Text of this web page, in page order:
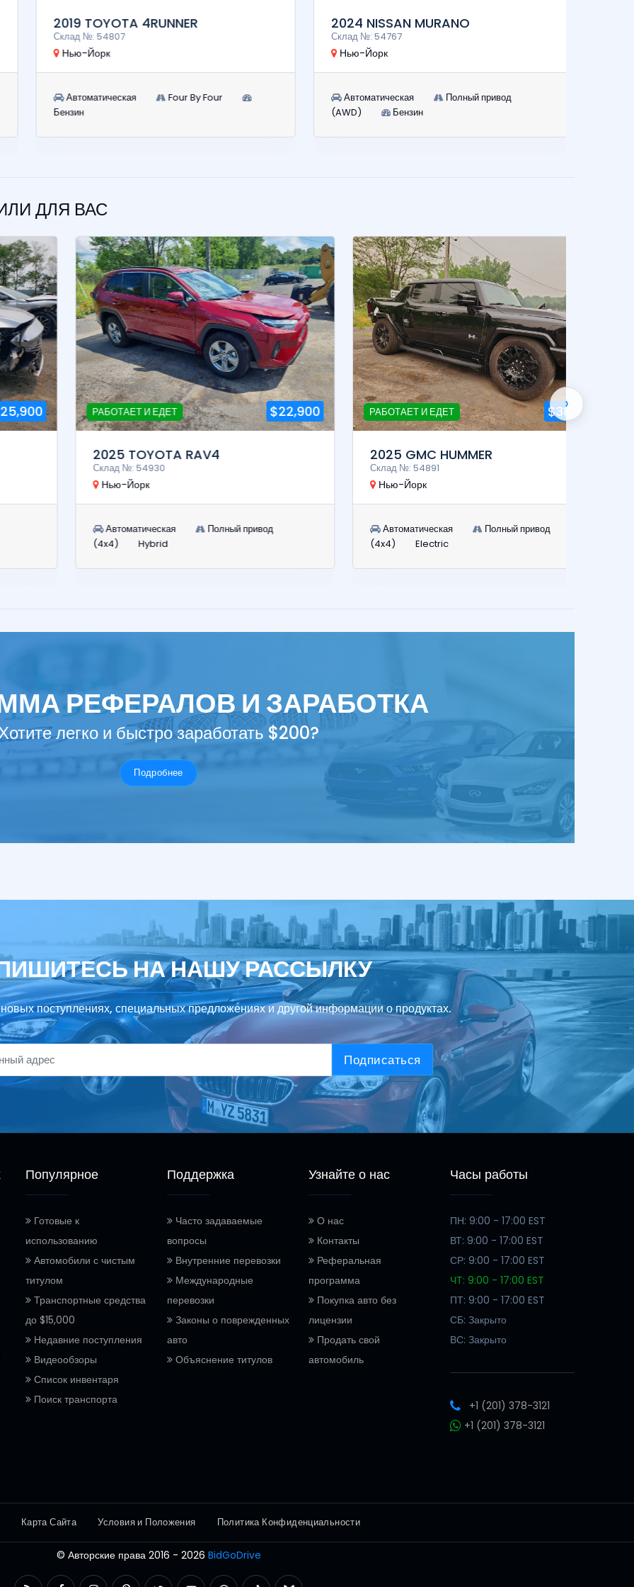
2019 TOYOTA 4RUNNER
Склад №: 54807
Нью-Йорк
Автоматическая
Four By Four
Бензин
2024 NISSAN MURANO
Склад №: 54767
Нью-Йорк
Автоматическая
Полный привод
(AWD)
Бензин
ДЛЯ ВАС
РАБОТАЕТ И ЕДЕТ $22,900
2025 TOYOTA RAV4
Склад №: 54930
Нью-Йорк
Автоматическая
Полный привод
Hybrid
РАБОТАЕТ И ЕДЕТ $38,900
2025 GMC HUMMER
Склад №: 54891
Нью-Йорк
Автоматическая
Полный привод
Electric
›
РЕФЕРАЛОВ И ЗАРАБОТКА
легко и быстро заработать $200?
Подробнее
НА НАШУ РАССЫЛКУ
поступлениях, специальных предложениях и другой информации о продуктах.
Подписаться
Популярное
Готовые к
использованию
Автомобили с чистым
титулом
Транспортные средства
до $15,000
Недавние поступления
Видеообзоры
Список инвентаря
Поиск транспорта
Поддержка
Часто задаваемые
вопросы
Внутренние перевозки
Международные
перевозки
Законы о поврежденных
авто
Объяснение титулов
Узнайте о нас
О нас
Контакты
Реферальная
программа
Покупка авто без
лицензии
Продать свой
автомобиль
Часы работы
ПН: 9:00 - 17:00 EST
ВТ: 9:00 - 17:00 EST
СР: 9:00 - 17:00 EST
ЧТ: 9:00 - 17:00 EST
ПТ: 9:00 - 17:00 EST
СБ: Закрыто
ВС: Закрыто
+1 (201) 378-3121
+1 (201) 378-3121
Карта Сайта Условия и Положения Политика Конфиденциальности
© Авторские права 2016 - 2026 BidGoDrive